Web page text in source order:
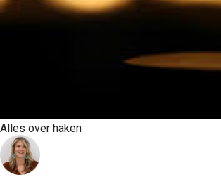
Alles over haken